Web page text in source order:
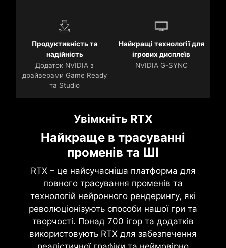
Продуктивність та
надійність
Додаток NVIDIA з
драйверами Game Ready
та Studio
Найкращі технології для
ігрових дисплеїв
NVIDIA G-SYNC
Увімкніть RTX
Найкраще в трасуванні
променів та ШІ
RTX – це найсучасніша платформа для
повного трасування променів та
технологій нейронного рендерингу, які
революціонізують способи нашої гри та
творчості. Понад 700 ігор та додатків
використовують RTX для забезпечення